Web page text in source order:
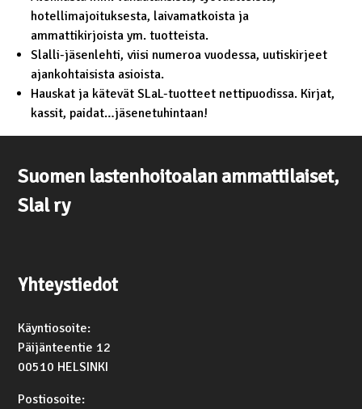
hotellimajoituksesta, laivamatkoista ja
ammattikirjoista ym. tuotteista.
Slalli-jäsenlehti, viisi numeroa vuodessa, uutiskirjeet
ajankohtaisista asioista.
Hauskat ja kätevät SLaL-tuotteet nettipuodissa. Kirjat,
kassit, paidat…jäsenetuhintaan!
Suomen lastenhoitoalan ammattilaiset,
Slal ry
Yhteystiedot
Käyntiosoite:
Päijänteentie 12
00510 HELSINKI
Postiosoite: